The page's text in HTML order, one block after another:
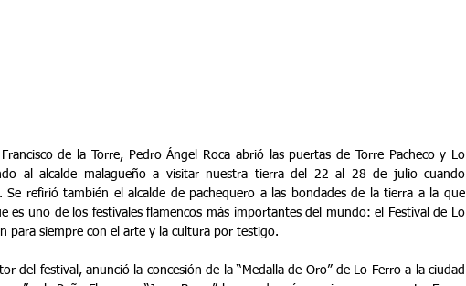
de la Torre, Pedro Ángel Roca abrió las puertas de Torre Pacheco y Lo
al alcalde malagueño a visitar nuestra tierra del 22 al 28 de julio cuando
Se refirió también el alcalde de pachequero a las bondades de la tierra a la que
es uno de los festivales flamencos más importantes del mundo: el Festival de Lo
para siempre con el arte y la cultura por testigo.
del festival, anunció la concesión de la “Medalla de Oro” de Lo Ferro a la ciudad